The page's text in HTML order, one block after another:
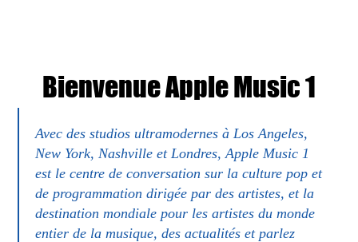
Bienvenue Apple Music 1
Avec des studios ultramodernes à Los Angeles,
New York, Nashville et Londres, Apple Music 1
est le centre de conversation sur la culture pop et
de programmation dirigée par des artistes, et la
destination mondiale pour les artistes du monde
entier de la musique, des actualités et parlez